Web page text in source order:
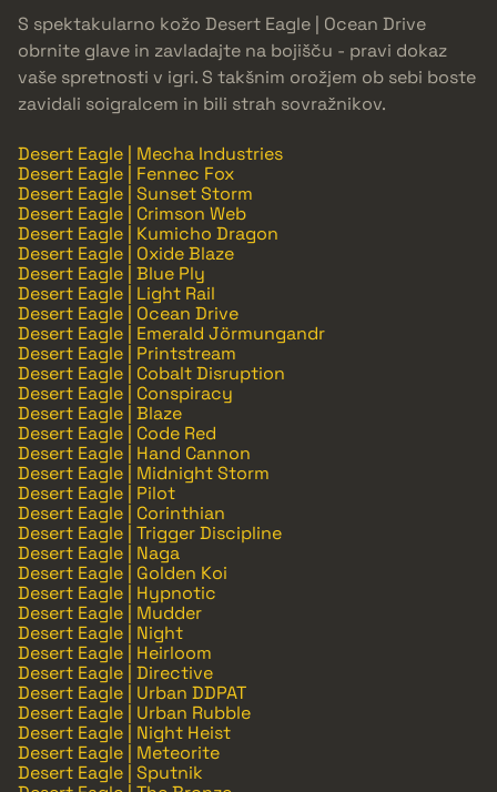
S spektakularno kožo Desert Eagle | Ocean Drive
obrnite glave in zavladajte na bojišču - pravi dokaz
vaše spretnosti v igri. S takšnim orožjem ob sebi boste
zavidali soigralcem in bili strah sovražnikov.
Desert Eagle | Mecha Industries
Desert Eagle | Fennec Fox
Desert Eagle | Sunset Storm
Desert Eagle | Crimson Web
Desert Eagle | Kumicho Dragon
Desert Eagle | Oxide Blaze
Desert Eagle | Blue Ply
Desert Eagle | Light Rail
Desert Eagle | Ocean Drive
Desert Eagle | Emerald Jörmungandr
Desert Eagle | Printstream
Desert Eagle | Cobalt Disruption
Desert Eagle | Conspiracy
Desert Eagle | Blaze
Desert Eagle | Code Red
Desert Eagle | Hand Cannon
Desert Eagle | Midnight Storm
Desert Eagle | Pilot
Desert Eagle | Corinthian
Desert Eagle | Trigger Discipline
Desert Eagle | Naga
Desert Eagle | Golden Koi
Desert Eagle | Hypnotic
Desert Eagle | Mudder
Desert Eagle | Night
Desert Eagle | Heirloom
Desert Eagle | Directive
Desert Eagle | Urban DDPAT
Desert Eagle | Urban Rubble
Desert Eagle | Night Heist
Desert Eagle | Meteorite
Desert Eagle | Sputnik